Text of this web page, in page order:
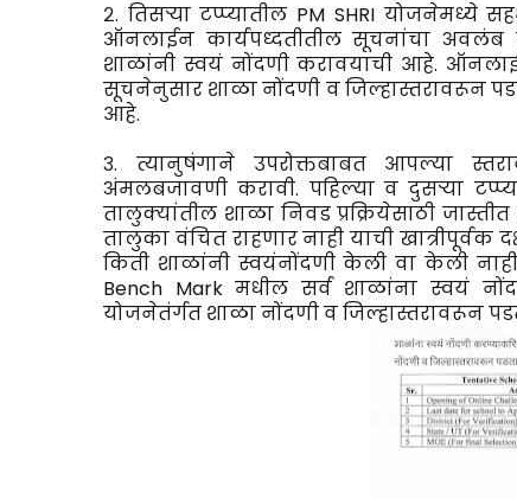
२. तिसऱ्या टप्प्यातील PM SHRI योजनेमध्ये
ऑनलाईन कार्यपध्दतीतील सूचनांचा
शाळांनी स्वयं नोंदणी करावयाची आहे.
सूचनेनुसार शाळा नोंदणी व जिल्हास्तरावरून
आहे.
३. त्यानुषंगाने उपरोक्तबाबत आपल्या
अंमलबजावणी करावी. पहिल्या व दुसऱ्या
तालुक्यांतील शाळा निवड प्रक्रियेसाठी
तालुका वंचित राहणार नाही याची
किती शाळांनी स्वयंनोंदणी केली वा केली
Bench Mark मधील सर्व शाळांना स्वयं
योजनेतंर्गत शाळा नोंदणी व जिल्हास्तरावरून